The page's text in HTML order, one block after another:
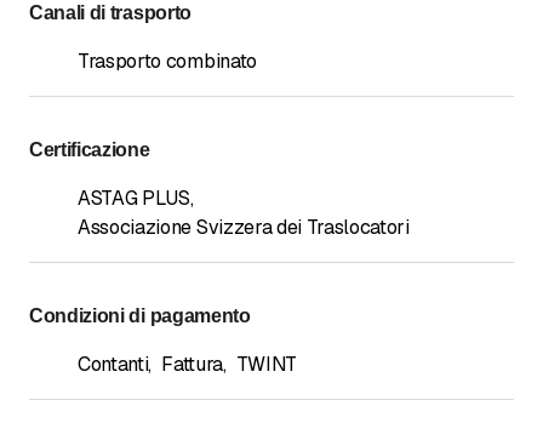
Canali di trasporto
Trasporto combinato
Certificazione
ASTAG PLUS,
Associazione Svizzera dei Traslocatori
Condizioni di pagamento
Contanti, Fattura, TWINT